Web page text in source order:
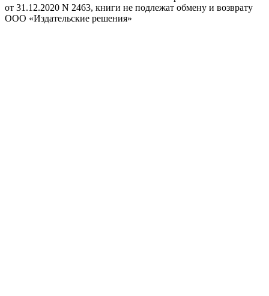
от 31.12.2020 N 2463, книги не подлежат обмену и возврату
ООО «Издательские решения»